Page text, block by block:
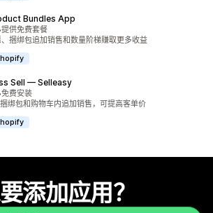
Bundles App
）
论
提供免费套餐
捆绑包追加销售和数量阶梯赚取更多收益
Sell — Selleasy
）
论
免费安装
绑包和购物车内追加销售，可提高客单价
添加应用？